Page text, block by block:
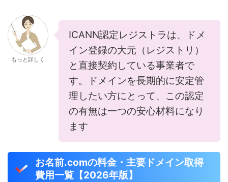
もっと詳しく
ICANN認定レジストラは、ドメ
イン登録の大元（レジストリ）
と直接契約している事業者で
す。ドメインを長期的に安定管
理したい方にとって、この認定
の有無は一つの安心材料になり
ます
お名前.comの料金・主要ドメイン取得
費用一覧【2026年版】